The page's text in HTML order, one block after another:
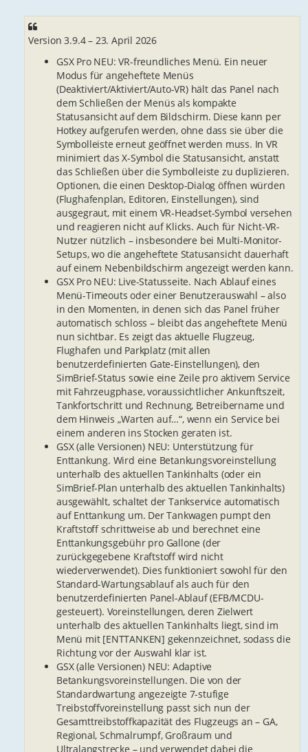
Version 3.9.4 – 23. April 2026
GSX Pro NEU: VR-freundliches Menü. Ein neuer
Modus für angeheftete Menüs
(Deaktiviert/Aktiviert/Auto-VR) hält das Panel nach
dem Schließen der Menüs als kompakte
Statusansicht auf dem Bildschirm. Diese kann per
Hotkey aufgerufen werden, ohne dass sie über die
Symbolleiste erneut geöffnet werden muss. In VR
minimiert das X-Symbol die Statusansicht, anstatt
das Schließen über die Symbolleiste zu duplizieren.
Optionen, die einen Desktop-Dialog öffnen würden
(Flughafenplan, Editoren, Einstellungen), sind
ausgegraut, mit einem VR-Headset-Symbol versehen
und reagieren nicht auf Klicks. Auch für Nicht-VR-
Nutzer nützlich – insbesondere bei Multi-Monitor-
Setups, wo die angeheftete Statusansicht dauerhaft
auf einem Nebenbildschirm angezeigt werden kann.
GSX Pro NEU: Live-Statusseite. Nach Ablauf eines
Menü-Timeouts oder einer Benutzerauswahl – also
in den Momenten, in denen sich das Panel früher
automatisch schloss – bleibt das angeheftete Menü
nun sichtbar. Es zeigt das aktuelle Flugzeug,
Flughafen und Parkplatz (mit allen
benutzerdefinierten Gate-Einstellungen), den
SimBrief-Status sowie eine Zeile pro aktivem Service
mit Fahrzeugphase, voraussichtlicher Ankunftszeit,
Tankfortschritt und Rechnung, Betreibername und
dem Hinweis „Warten auf…“, wenn ein Service bei
einem anderen ins Stocken geraten ist.
GSX (alle Versionen) NEU: Unterstützung für
Enttankung. Wird eine Betankungsvoreinstellung
unterhalb des aktuellen Tankinhalts (oder ein
SimBrief-Plan unterhalb des aktuellen Tankinhalts)
ausgewählt, schaltet der Tankservice automatisch
auf Enttankung um. Der Tankwagen pumpt den
Kraftstoff schrittweise ab und berechnet eine
Enttankungsgebühr pro Gallone (der
zurückgegebene Kraftstoff wird nicht
wiederverwendet). Dies funktioniert sowohl für den
Standard-Wartungsablauf als auch für den
benutzerdefinierten Panel-Ablauf (EFB/MCDU-
gesteuert). Voreinstellungen, deren Zielwert
unterhalb des aktuellen Tankinhalts liegt, sind im
Menü mit [ENTTANKEN] gekennzeichnet, sodass die
Richtung vor der Auswahl klar ist.
GSX (alle Versionen) NEU: Adaptive
Betankungsvoreinstellungen. Die von der
Standardwartung angezeigte 7-stufige
Treibstoffvoreinstellung passt sich nun der
Gesamttreibstoffkapazität des Flugzeugs an – GA,
Regional, Schmalrumpf, Großraum und
Ultralangstrecke – und verwendet dabei die